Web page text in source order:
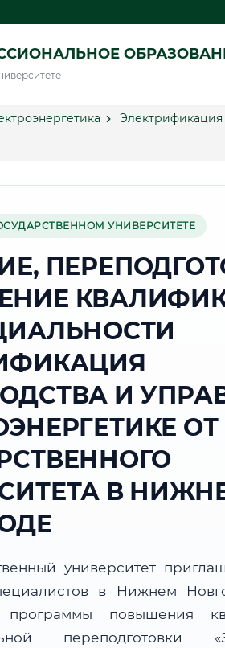
Электрификация
УНИВЕРСИТЕТЕ
И
ОТ
В
университет
в Нижнем
программы повышения
переподготовки